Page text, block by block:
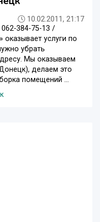
10.02.2011, 21:17
384-75-13 /
услуги по
убрать
Мы оказываем
делаем это
помещений ...